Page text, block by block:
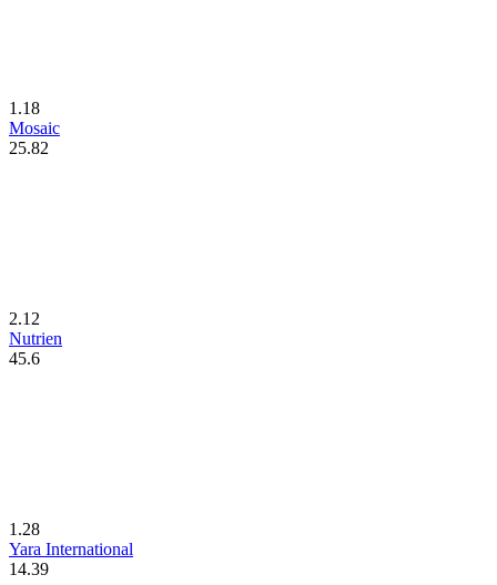
1.18
Mosaic
25.82
2.12
Nutrien
45.6
1.28
Yara International
14.39